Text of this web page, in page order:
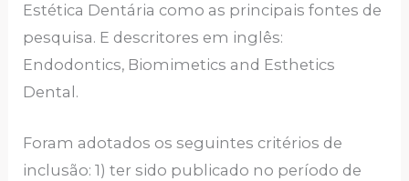
Estética Dentária como as principais fontes de
pesquisa. E descritores em inglês:
Endodontics, Biomimetics and Esthetics
Dental.
Foram adotados os seguintes critérios de
inclusão: 1) ter sido publicado no período de